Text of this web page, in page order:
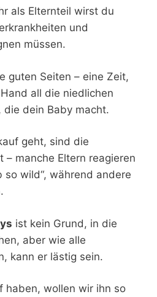
als Elternteil wirst du
und
müssen.
guten Seiten – eine Zeit,
all die niedlichen
die dein Baby macht.
geht, sind die
– manche Eltern reagieren
so wild“, während andere
ist kein Grund, in die
aber wie alle
kann er lästig sein.
haben, wollen wir ihn so